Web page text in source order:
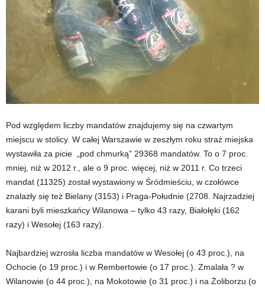
Pod względem liczby mandatów znajdujemy się na czwartym
miejscu w stolicy. W całej Warszawie w zeszłym roku straż miejska
wystawiła za picie „pod chmurką” 29368 mandatów. To o 7 proc.
mniej, niż w 2012 r., ale o 9 proc. więcej, niż w 2011 r. Co trzeci
mandat (11325) został wystawiony w Śródmieściu, w czołówce
znalazły się też Bielany (3153) i Praga-Południe (2708. Najrzadziej
karani byli mieszkańcy Wilanowa – tylko 43 razy, Białołęki (162
razy) i Wesołej (163 razy).
Najbardziej wzrosła liczba mandatów w Wesołej (o 43 proc.), na
Ochocie (o 19 proc.) i w Rembertowie (o 17 proc.). Zmalała ? w
Wilanowie (o 44 proc.), na Mokotowie (o 31 proc.) i na Żoliborzu (o